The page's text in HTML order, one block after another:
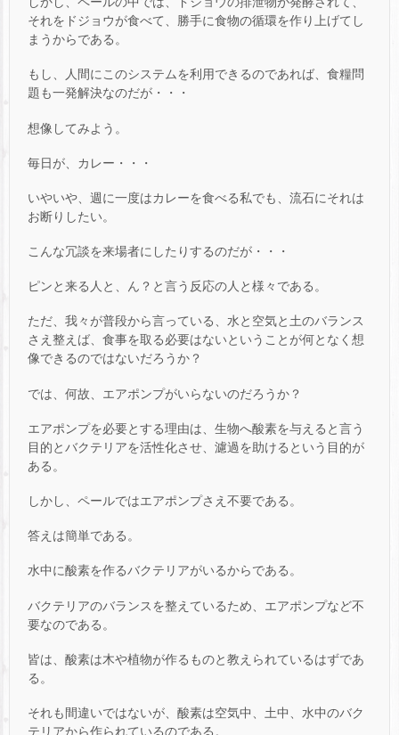
それをドジョウが食べて、勝手に食物の循環を作り上げてし
まうからである。
もし、人間にこのシステムを利用できるのであれば、食糧問
題も一発解決なのだが・・・
想像してみよう。
毎日が、カレー・・・
いやいや、週に一度はカレーを食べる私でも、流石にそれは
お断りしたい。
こんな冗談を来場者にしたりするのだが・・・
ピンと来る人と、ん？と言う反応の人と様々である。
ただ、我々が普段から言っている、水と空気と土のバランス
さえ整えば、食事を取る必要はないということが何となく想
像できるのではないだろうか？
では、何故、エアポンプがいらないのだろうか？
エアポンプを必要とする理由は、生物へ酸素を与えると言う
目的とバクテリアを活性化させ、濾過を助けるという目的が
ある。
しかし、ペールではエアポンプさえ不要である。
答えは簡単である。
水中に酸素を作るバクテリアがいるからである。
バクテリアのバランスを整えているため、エアポンプなど不
要なのである。
皆は、酸素は木や植物が作るものと教えられているはずであ
る。
それも間違いではないが、酸素は空気中、土中、水中のバク
テリアから作られているのである。